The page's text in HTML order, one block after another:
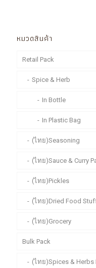
หมวดสินค้า
Retail Pack
Spice & Herb
In Bottle
In Plastic Bag
(ไทย)Seasoning
(ไทย)Sauce & Curry
(ไทย)Pickles
(ไทย)Dried Food
(ไทย)Grocery
Bulk Pack
(ไทย)Spices & Herbs